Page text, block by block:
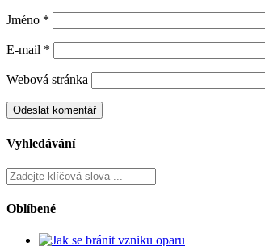
Jméno *
E-mail *
Webová stránka
Vyhledávání
Oblíbené